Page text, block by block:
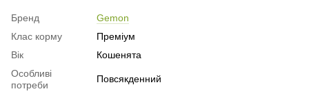
Бренд
Gemon
Клас корму
Преміум
Вік
Кошенята
Особливі
потреби
Повсякденний